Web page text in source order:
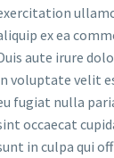
ex ea
aute irure
voluptate velit
fugiat nulla
occaecat
in culpa qui